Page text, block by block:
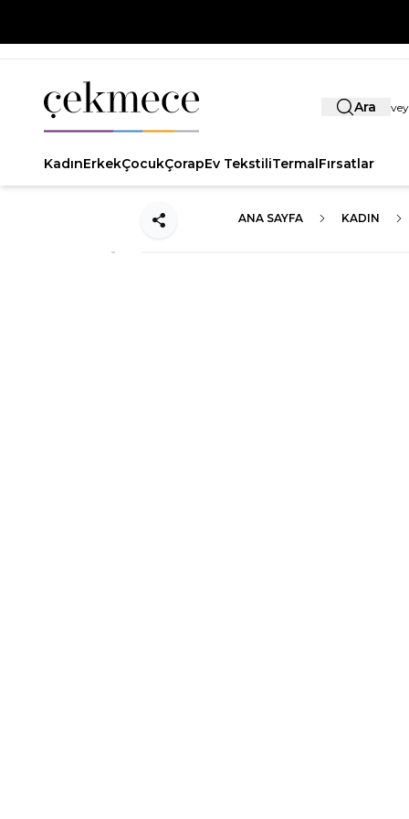
Ara
KadınErkekÇocukÇorapEv TekstiliTermalFırsatlar
ANA SAYFA KADIN
Paylaş